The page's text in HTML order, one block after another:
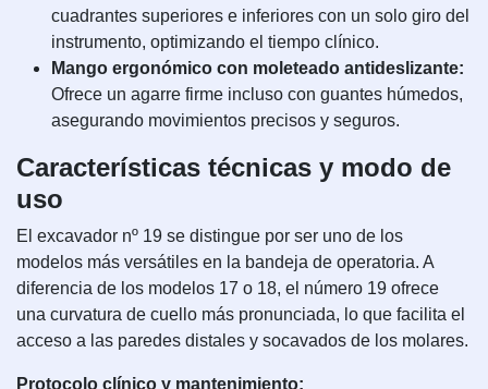
cuadrantes superiores e inferiores con un solo giro del
instrumento, optimizando el tiempo clínico.
Mango ergonómico con moleteado antideslizante:
Ofrece un agarre firme incluso con guantes húmedos,
asegurando movimientos precisos y seguros.
Características técnicas y modo de
uso
El excavador nº 19 se distingue por ser uno de los
modelos más versátiles en la bandeja de operatoria. A
diferencia de los modelos 17 o 18, el número 19 ofrece
una curvatura de cuello más pronunciada, lo que facilita el
acceso a las paredes distales y socavados de los molares.
Protocolo clínico y mantenimiento: